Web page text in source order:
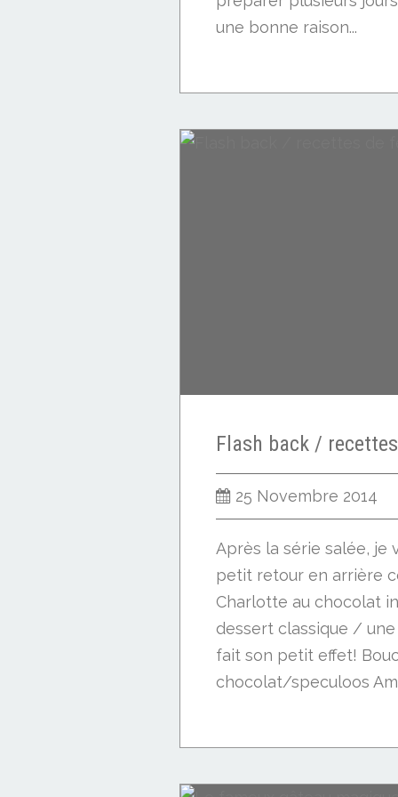
une bonne raison...
25 Novembre 2014
Après la série salée, je
petit retour en arrière
Charlotte au chocolat
dessert classique /
fait son petit effet!
chocolat/speculoos